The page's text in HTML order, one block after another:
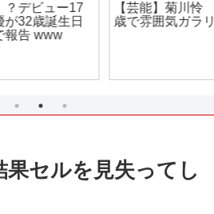
６
うわぁああああ！！本
田望結がロングヘアか
らバッサリイメチェン
セルを見失ってし